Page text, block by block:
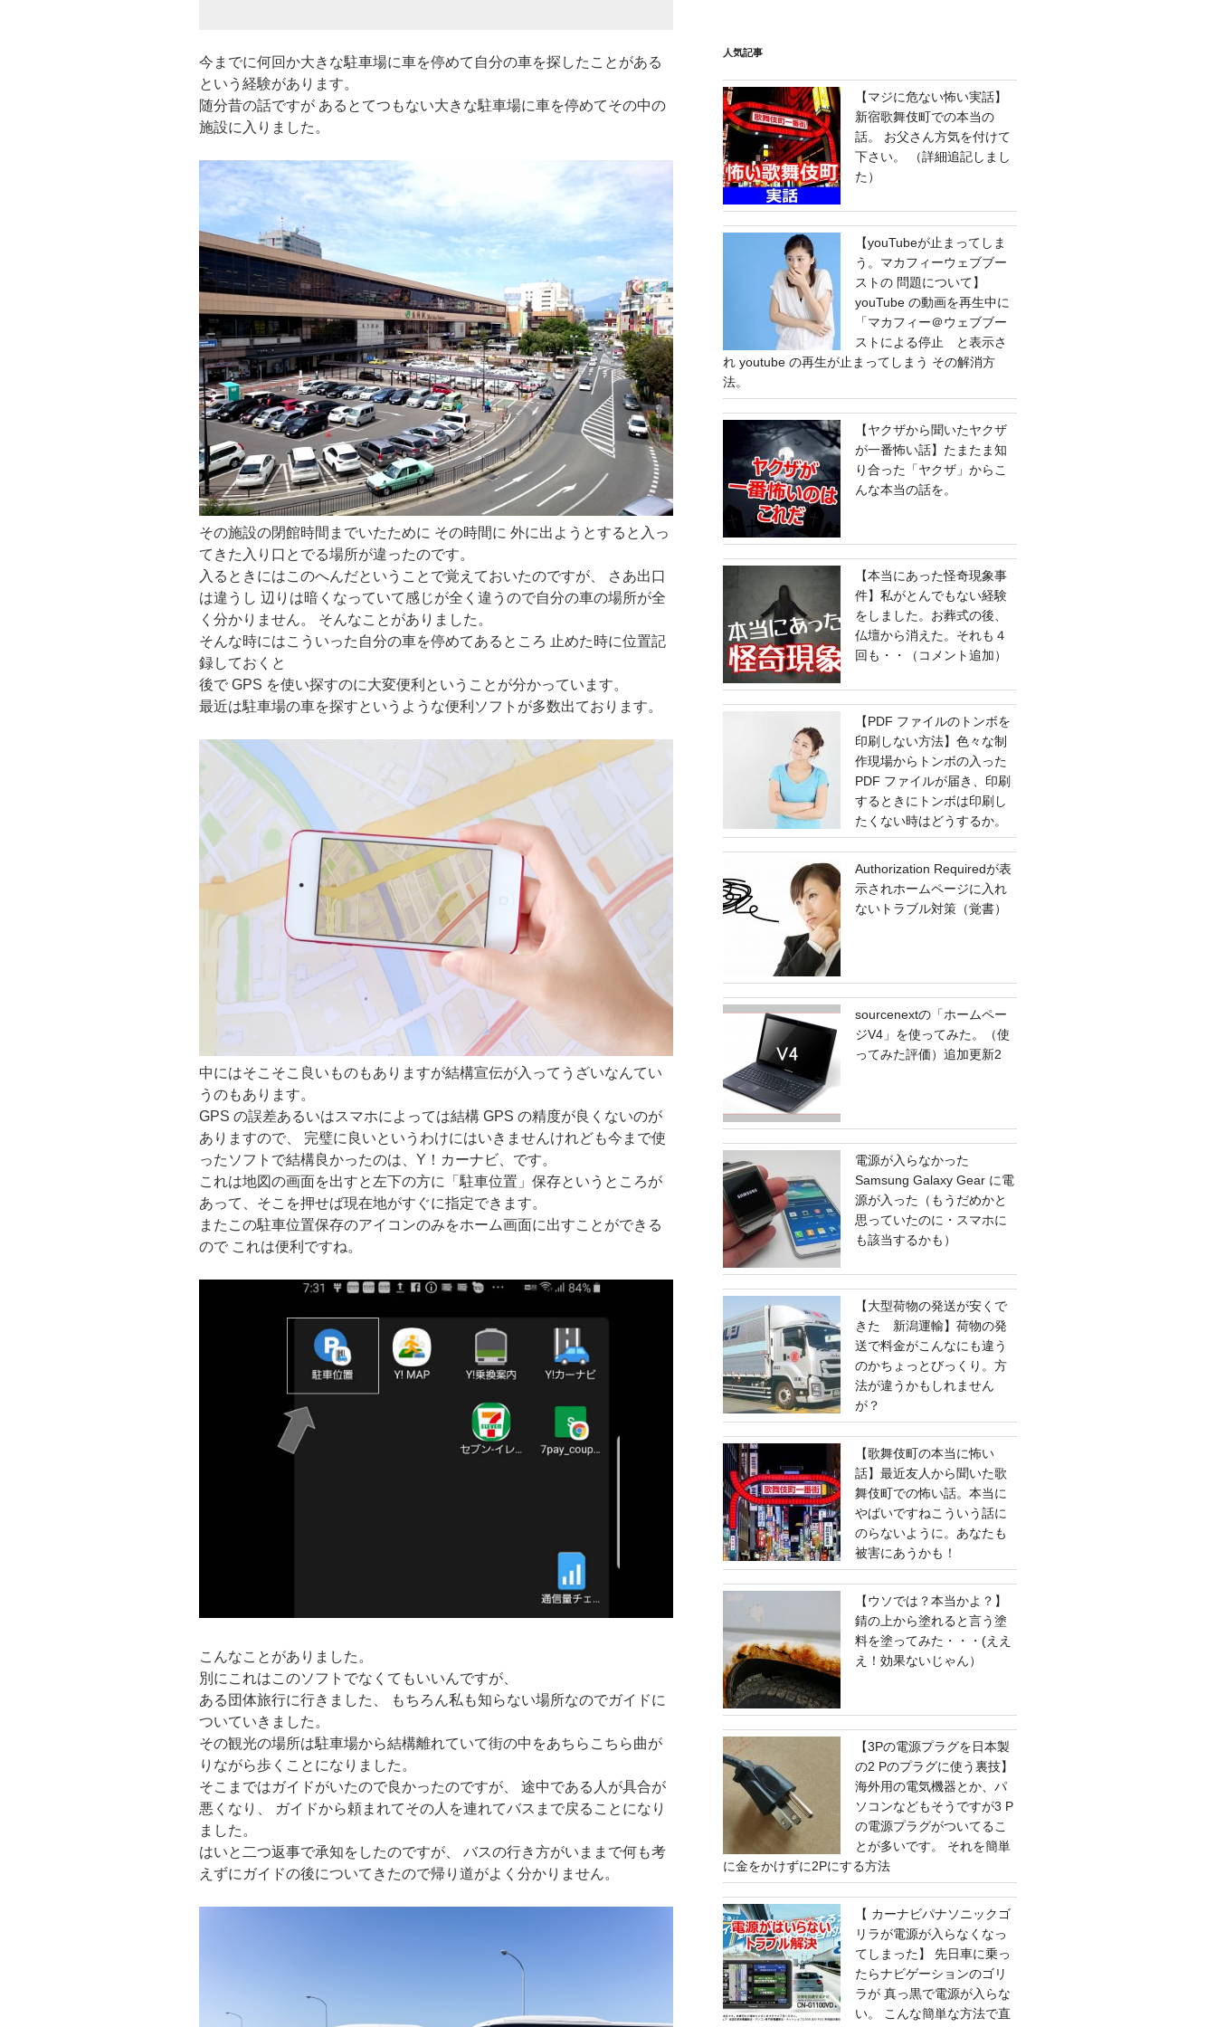
今までに何回か大きな駐車場に車を停めて自分の車を探したことがある
という経験があります。
随分昔の話ですが あるとてつもない大きな駐車場に車を停めてその中の
施設に入りました。
その施設の閉館時間までいたために その時間に 外に出ようとすると入っ
てきた入り口とでる場所が違ったのです。
入るときにはこのへんだということで覚えておいたのですが、 さあ出口
は違うし 辺りは暗くなっていて感じが全く違うので自分の車の場所が全
く分かりません。 そんなことがありました。
そんな時にはこういった自分の車を停めてあるところ 止めた時に位置記
録しておくと
後で GPS を使い探すのに大変便利ということが分かっています。
最近は駐車場の車を探すというような便利ソフトが多数出ております。
中にはそこそこ良いものもありますが結構宣伝が入ってうざいなんてい
うのもあります。
GPS の誤差あるいはスマホによっては結構 GPS の精度が良くないのが
ありますので、 完璧に良いというわけにはいきませんけれども今まで使
ったソフトで結構良かったのは、Y！カーナビ、です。
これは地図の画面を出すと左下の方に「駐車位置」保存というところが
あって、そこを押せば現在地がすぐに指定できます。
またこの駐車位置保存のアイコンのみをホーム画面に出すことができる
ので これは便利ですね。
こんなことがありました。
別にこれはこのソフトでなくてもいいんですが、
ある団体旅行に行きました、 もちろん私も知らない場所なのでガイドに
ついていきました。
その観光の場所は駐車場から結構離れていて街の中をあちらこちら曲が
りながら歩くことになりました。
そこまではガイドがいたので良かったのですが、 途中である人が具合が
悪くなり、 ガイドから頼まれてその人を連れてバスまで戻ることになり
ました。
はいと二つ返事で承知をしたのですが、 バスの行き方がいままで何も考
えずにガイドの後についてきたので帰り道がよく分かりません。
人気記事
【マジに危ない怖い実話】
新宿歌舞伎町での本当の
話。 お父さん方気を付けて
下さい。 （詳細追記しまし
た）
【youTubeが止まってしま
う。マカフィーウェブブー
ストの 問題について】
youTube の動画を再生中に
「マカフィー＠ウェブブー
ストによる停止 と表示さ
れ youtube の再生が止まってしまう その解消方
法。
【ヤクザから聞いたヤクザ
が一番怖い話】たまたま知
り合った「ヤクザ」からこ
んな本当の話を。
【本当にあった怪奇現象事
件】私がとんでもない経験
をしました。お葬式の後、
仏壇から消えた。それも４
回も・・（コメント追加）
【PDF ファイルのトンボを
印刷しない方法】色々な制
作現場からトンボの入った
PDF ファイルが届き、印刷
するときにトンボは印刷し
たくない時はどうするか。
Authorization Requiredが表
示されホームページに入れ
ないトラブル対策（覚書）
sourcenextの「ホームペー
ジV4」を使ってみた。（使
ってみた評価）追加更新2
電源が入らなかった
Samsung Galaxy Gear に電
源が入った（もうだめかと
思っていたのに・スマホに
も該当するかも）
【大型荷物の発送が安くで
きた 新潟運輸】荷物の発
送で料金がこんなにも違う
のかちょっとびっくり。方
法が違うかもしれません
が？
【歌舞伎町の本当に怖い
話】最近友人から聞いた歌
舞伎町での怖い話。本当に
やばいですねこういう話に
のらないように。あなたも
被害にあうかも！
【ウソでは？本当かよ？】
錆の上から塗れると言う塗
料を塗ってみた・・・(ええ
え！効果ないじゃん）
【3Pの電源プラグを日本製
の2 Pのプラグに使う裏技】
海外用の電気機器とか、パ
ソコンなどもそうですが3 P
の電源プラグがついてるこ
とが多いです。 それを簡単
に金をかけずに2Pにする方法
【 カーナビパナソニックゴ
リラが電源が入らなくなっ
てしまった】 先日車に乗っ
たらナビゲーションのゴリ
ラが 真っ黒で電源が入らな
い。 こんな簡単な方法で直